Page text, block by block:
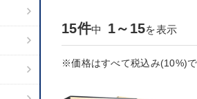
15件中 1～15を表示
※価格はすべて税込み(10%)